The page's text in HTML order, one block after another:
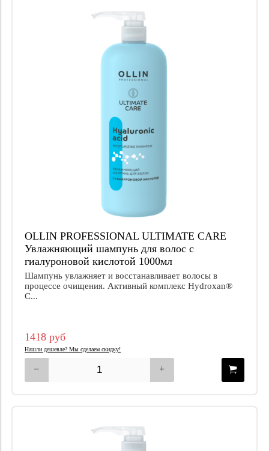
OLLIN PROFESSIONAL ULTIMATE CARE
Увлажняющий шампунь для волос с
гиалуроновой кислотой 1000мл
Шампунь увлажняет и восстанавливает волосы в
процессе очищения. Активный комплекс Hydroxan®
C...
1418 руб
Нашли дешевле? Мы сделаем скидку!